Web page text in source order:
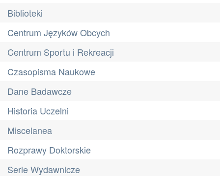
Biblioteki
Centrum Języków Obcych
Centrum Sportu i Rekreacji
Czasopisma Naukowe
Dane Badawcze
Historia Uczelni
Miscelanea
Rozprawy Doktorskie
Serie Wydawnicze